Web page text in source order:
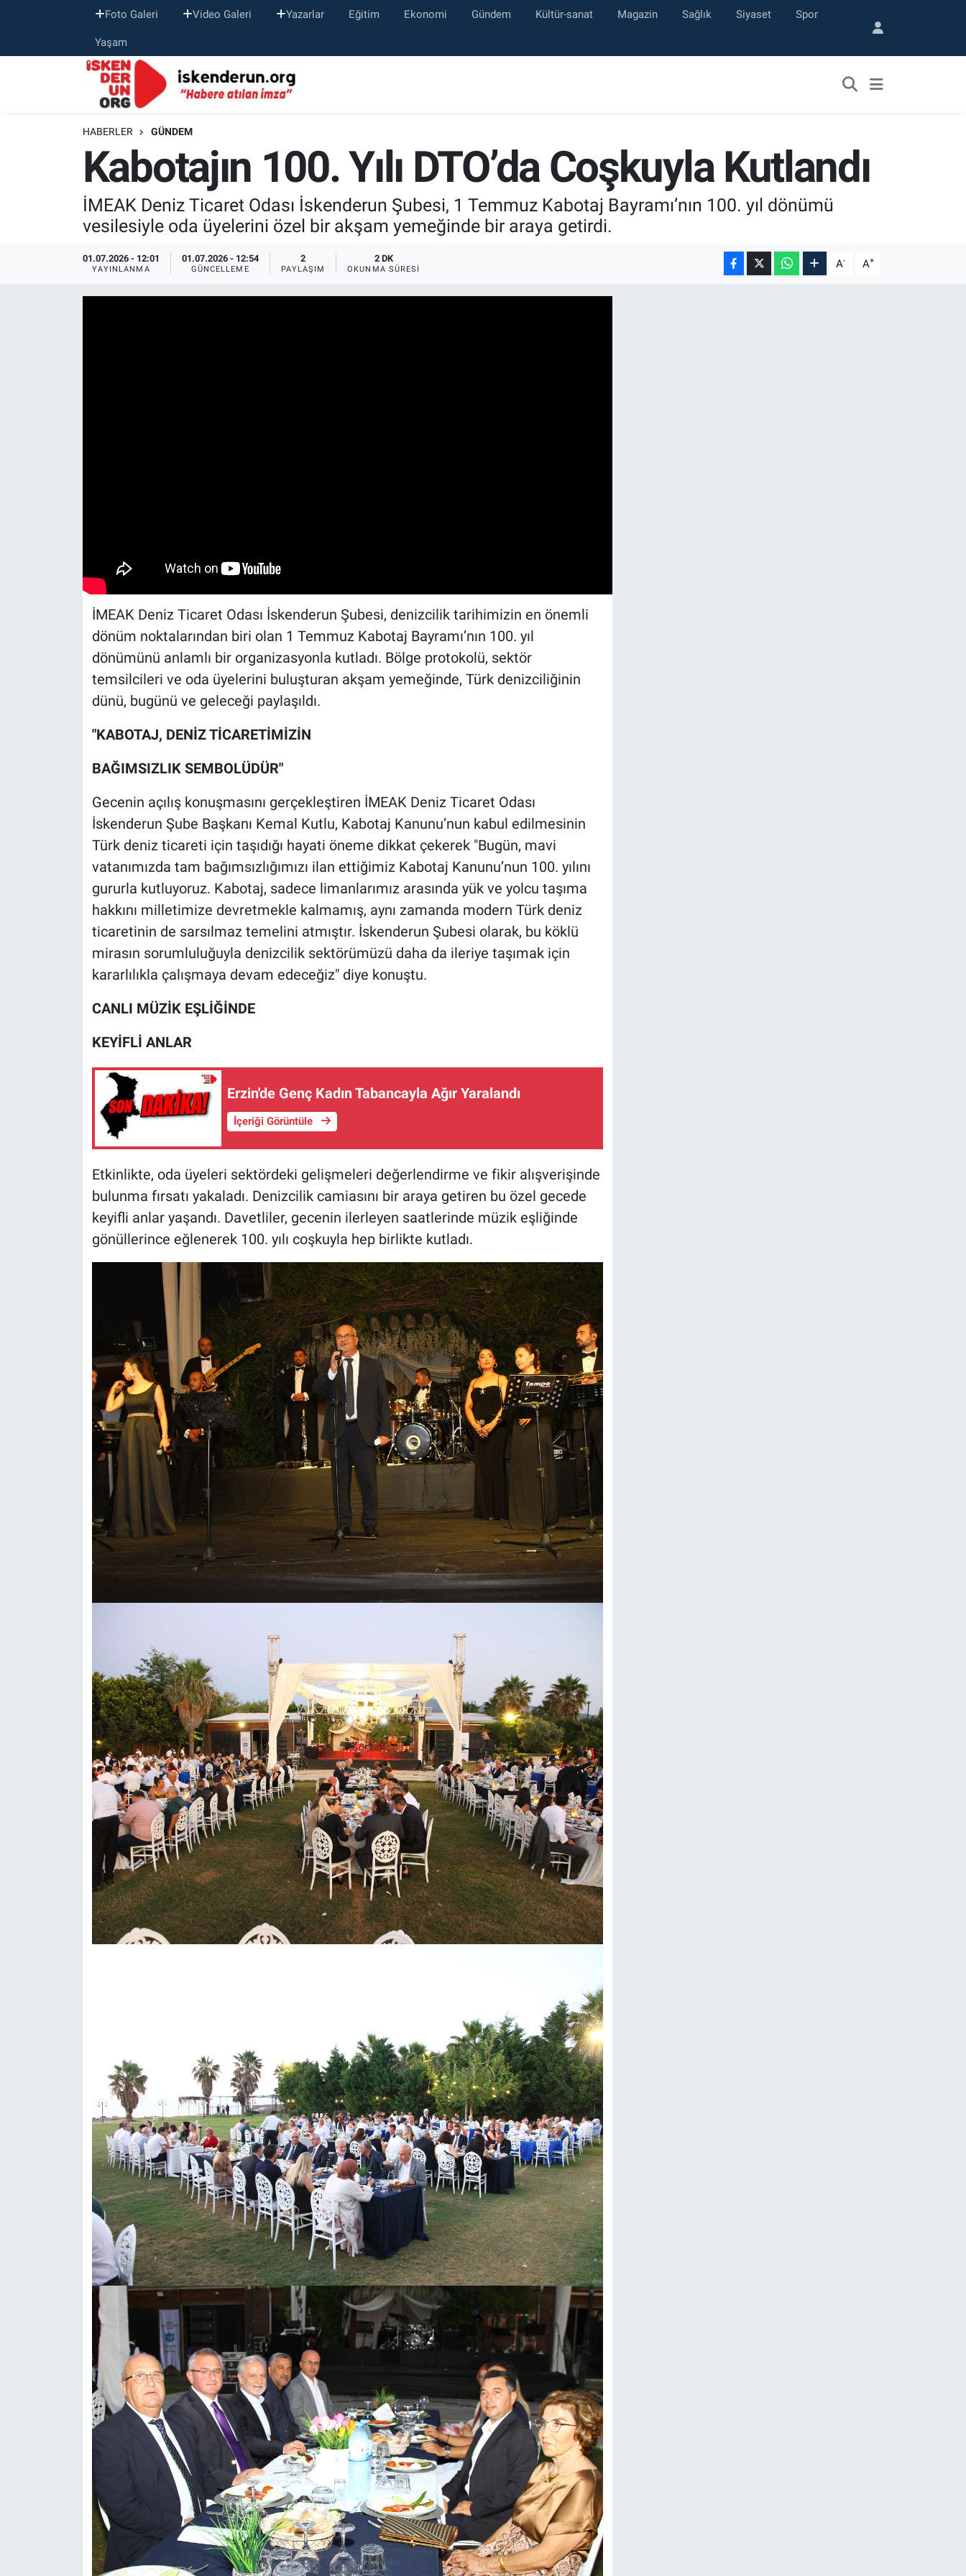
Foto Galeri Video Galeri Yazarlar Eğitim Ekonomi Gündem Kültür-sanat Magazin Sağlık Siyaset Spor
Yaşam
HABERLER GÜNDEM
Kabotajın 100. Yılı DTO’da Coşkuyla Kutlandı
İMEAK Deniz Ticaret Odası İskenderun Şubesi, 1 Temmuz Kabotaj Bayramı’nın 100. yıl dönümü
vesilesiyle oda üyelerini özel bir akşam yemeğinde bir araya getirdi.
01.07.2026 - 12:01
YAYINLANMA
01.07.2026 - 12:54
GÜNCELLEME
2
PAYLAŞIM
2 DK
OKUNMA SÜRESI A- A+
İMEAK Deniz Ticaret Odası İskenderun Şubesi, denizcilik tarihimizin en önemli
dönüm noktalarından biri olan 1 Temmuz Kabotaj Bayramı’nın 100. yıl
dönümünü anlamlı bir organizasyonla kutladı. Bölge protokolü, sektör
temsilcileri ve oda üyelerini buluşturan akşam yemeğinde, Türk denizciliğinin
dünü, bugünü ve geleceği paylaşıldı.
"KABOTAJ, DENİZ TİCARETİMİZİN
BAĞIMSIZLIK SEMBOLÜDÜR"
Gecenin açılış konuşmasını gerçekleştiren İMEAK Deniz Ticaret Odası
İskenderun Şube Başkanı Kemal Kutlu, Kabotaj Kanunu’nun kabul edilmesinin
Türk deniz ticareti için taşıdığı hayati öneme dikkat çekerek "Bugün, mavi
vatanımızda tam bağımsızlığımızı ilan ettiğimiz Kabotaj Kanunu’nun 100. yılını
gururla kutluyoruz. Kabotaj, sadece limanlarımız arasında yük ve yolcu taşıma
hakkını milletimize devretmekle kalmamış, aynı zamanda modern Türk deniz
ticaretinin de sarsılmaz temelini atmıştır. İskenderun Şubesi olarak, bu köklü
mirasın sorumluluğuyla denizcilik sektörümüzü daha da ileriye taşımak için
kararlılıkla çalışmaya devam edeceğiz" diye konuştu.
CANLI MÜZİK EŞLİĞİNDE
KEYİFLİ ANLAR
Erzin'de Genç Kadın Tabancayla Ağır Yaralandı
İçeriği Görüntüle
Etkinlikte, oda üyeleri sektördeki gelişmeleri değerlendirme ve fikir alışverişinde
bulunma fırsatı yakaladı. Denizcilik camiasını bir araya getiren bu özel gecede
keyifli anlar yaşandı. Davetliler, gecenin ilerleyen saatlerinde müzik eşliğinde
gönüllerince eğlenerek 100. yılı coşkuyla hep birlikte kutladı.